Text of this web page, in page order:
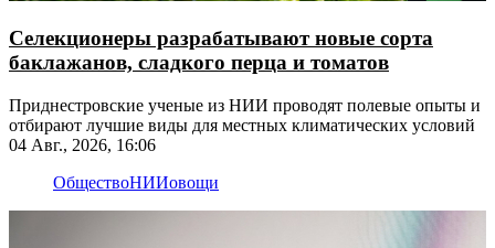
Селекционеры разрабатывают новые сорта
баклажанов, сладкого перца и томатов
Приднестровские ученые из НИИ проводят полевые опыты и
отбирают лучшие виды для местных климатических условий
04 Авг., 2026, 16:06
ОбществоНИИовощи